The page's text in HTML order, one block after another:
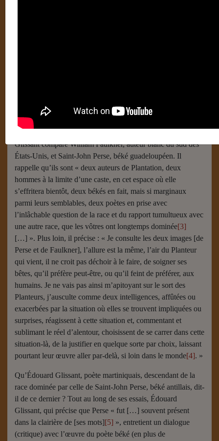
.
Glissant compare William Faulkner, auteur blanc du sud des
États-Unis, et Saint-John Perse, béké guadeloupéen. Il
rappelle qu’ils sont « deux auteurs de Plantation, deux
hommes à la limite d’une caste, en cet espace où elle
s’effritera bientôt, deux békés en fait, mais si marginaux
parmi leurs semblables, deux poètes en prise avec
l’inlâchable question de la race et du rapport tumultueux avec
une autre race, que les vôtres ont longtemps dominée[3]
[…] ». Plus loin, il précise : « Je consulte les deux images [de
Perse et de Faulkner], l’allure est la même, l’air du Planteur
qui vient, il ne croit pas déchoir à le faire, de soigner ses
bêtes, qu’il préfère peut-être, ou qu’il feint de préférer, aux
humains. Je ne vais pas ainsi m’apitoyant sur le sort des
Planteurs, j’ausculte comme deux intelligences, affûtées ou
exacerbées par la situation où elles se trouvent impliquées ou
surprises, réagissent à cette situation et, commentant et
sublimant le réel d’alentour, choisissent de se carrer dans cette
situation-là, de la justifier en quelque sorte par choix, laissant
pourtant leur œuvre aller par-delà, si loin dans le monde[4]. »
Qu’Édouard Glissant, poète martiniquais, descendant de la
race dominée par celle de Saint-John Perse, béké antillais, dit-
il de ce dernier ? Tout au long de ses essais, Édouard
Glissant, qui précise que Perse « fut […] souvent présent
dans la clairière de [ses mots][5] », entretient un dialogue
(critique) avec l’œuvre du poète béké (en plus de